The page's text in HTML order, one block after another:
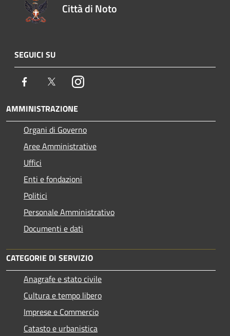
Città di Noto
SEGUICI SU
Facebook TwitterInstagram
AMMINISTRAZIONE
Organi di Governo
Aree Amministrative
Uffici
Enti e fondazioni
Politici
Personale Amministrativo
Documenti e dati
CATEGORIE DI SERVIZIO
Anagrafe e stato civile
Cultura e tempo libero
Imprese e Commercio
Catasto e urbanistica